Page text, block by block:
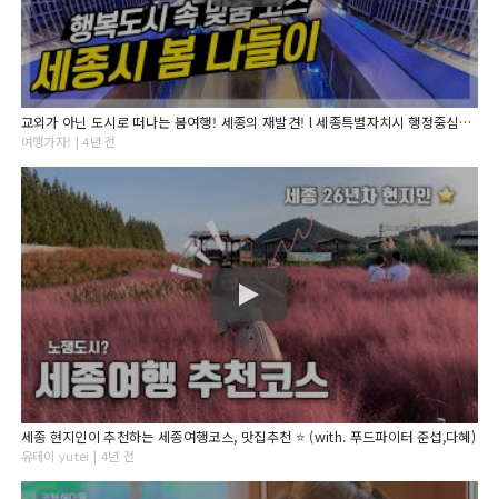
교외가 아닌 도시로 떠나는 봄여행! 세종의 재발견! l 세종특별자치시 행정중심복합도시 l 여행가자
여행가자! | 4년 전
세종 현지인이 추천하는 세종여행코스, 맛집추천 ⭐️ (with. 푸드파이터 준섭,다혜)
유테이 yutei | 4년 전